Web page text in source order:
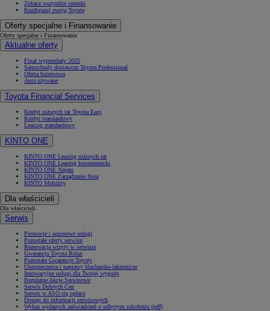
Zobacz wszystkie cenniki
Konfiguruj swoją Toyotę
Oferty specjalne i Finansowanie
Oferty specjalne i Finansowanie
Aktualne oferty
Finał wyprzedaży 2025
Samochody dostawcze Toyota Professional
Oferta biznesowa
Auta używane
Toyota Financial Services
Kredyt niższych rat Toyota Easy
Kredyt standardowy
Leasing standardowy
KINTO ONE
KINTO ONE Leasing niższych rat
KINTO ONE Leasing konsumencki
KINTO ONE Najem
KINTO ONE Zarządzanie flotą
KINTO Mobility
Dla właścicieli
Dla właścicieli
Serwis
Promocje i sezonowe usługi
Pozostałe oferty serwisu
Rezerwacja wizyty w serwisie
Gwarancja Toyota Relax
Pozostałe Gwarancje Toyoty
Ubezpieczenia i naprawy blacharsko-lakiernicze
Innowacyjne usługi dla Twojej wygody
Bezpłatne Akcje Serwisowe
Serwis Dobrych Cen
Serwis w ASO się opłaca
Dostęp do informacji serwisowych
Wykaz wydanych zaświadczeń o odbytym szkoleniu (pdf)